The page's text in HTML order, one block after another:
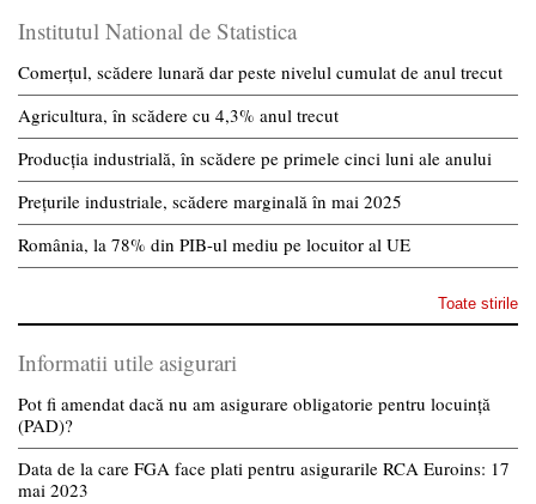
Institutul National de Statistica
Comerțul, scădere lunară dar peste nivelul cumulat de anul trecut
Agricultura, în scădere cu 4,3% anul trecut
Producția industrială, în scădere pe primele cinci luni ale anului
Prețurile industriale, scădere marginală în mai 2025
România, la 78% din PIB-ul mediu pe locuitor al UE
Toate stirile
Informatii utile asigurari
Pot fi amendat dacă nu am asigurare obligatorie pentru locuință
(PAD)?
Data de la care FGA face plati pentru asigurarile RCA Euroins: 17
mai 2023